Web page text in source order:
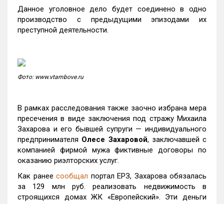
Данное уголовное дело будет соединено в одно
производство с предыдущими эпизодами их
преступной деятельности.
Фото: www.vtambove.ru
В рамках расследования также заочно избрана мера
пресечения в виде заключения под стражу Михаила
Захарова и его бывшей супруги — индивидуального
предпринимателя Олесе Захаровой, заключавшей с
компанией фирмой мужа фиктивные договоры по
оказанию риэлторских услуг.
Как ранее сообщал портал ЕРЗ, Захарова обязалась
за 129 млн руб. реализовать недвижимость в
строящихся домах ЖК «Европейский». Эти деньги